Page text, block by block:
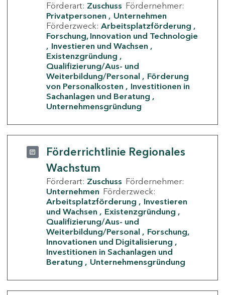
Förderart: Zuschuss Fördernehmer:
Privatpersonen
Unternehmen
Förderzweck: Arbeitsplatzförderung
Forschung, Innovation und Technologie
Investieren und Wachsen
Existenzgründung
Qualifizierung/Aus- und
Weiterbildung/Personal
Förderung
von Personalkosten
Investitionen in
Sachanlagen und Beratung
Unternehmensgründung
Förderrichtlinie Regionales
Wachstum
Förderart: Zuschuss Fördernehmer:
Unternehmen Förderzweck:
Arbeitsplatzförderung
Investieren
und Wachsen
Existenzgründung
Qualifizierung/Aus- und
Weiterbildung/Personal
Forschung,
Innovationen und Digitalisierung
Investitionen in Sachanlagen und
Beratung
Unternehmensgründung